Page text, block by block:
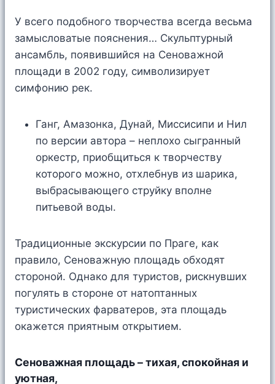
У всего подобного творчества всегда весьма
замысловатые пояснения… Скульптурный
ансамбль, появившийся на Сеноважной
площади в 2002 году, символизирует
симфонию рек.
Ганг, Амазонка, Дунай, Миссисипи и Нил
по версии автора – неплохо сыгранный
оркестр, приобщиться к творчеству
которого можно, отхлебнув из шарика,
выбрасывающего струйку вполне
питьевой воды.
Традиционные экскурсии по Праге, как
правило, Сеноважную площадь обходят
стороной. Однако для туристов, рискнувших
погулять в стороне от натоптанных
туристических фарватеров, эта площадь
окажется приятным открытием.
Сеноважная площадь – тихая, спокойная и
уютная,